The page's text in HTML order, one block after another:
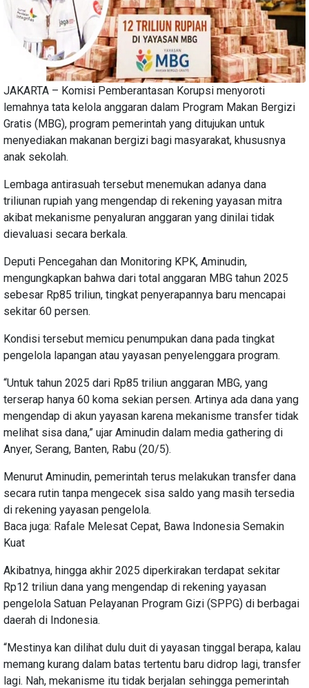
JAKARTA – Komisi Pemberantasan Korupsi menyoroti
lemahnya tata kelola anggaran dalam Program Makan Bergizi
Gratis (MBG), program pemerintah yang ditujukan untuk
menyediakan makanan bergizi bagi masyarakat, khususnya
anak sekolah.
Lembaga antirasuah tersebut menemukan adanya dana
triliunan rupiah yang mengendap di rekening yayasan mitra
akibat mekanisme penyaluran anggaran yang dinilai tidak
dievaluasi secara berkala.
Deputi Pencegahan dan Monitoring KPK, Aminudin,
mengungkapkan bahwa dari total anggaran MBG tahun 2025
sebesar Rp85 triliun, tingkat penyerapannya baru mencapai
sekitar 60 persen.
Kondisi tersebut memicu penumpukan dana pada tingkat
pengelola lapangan atau yayasan penyelenggara program.
“Untuk tahun 2025 dari Rp85 triliun anggaran MBG, yang
terserap hanya 60 koma sekian persen. Artinya ada dana yang
mengendap di akun yayasan karena mekanisme transfer tidak
melihat sisa dana,” ujar Aminudin dalam media gathering di
Anyer, Serang, Banten, Rabu (20/5).
Menurut Aminudin, pemerintah terus melakukan transfer dana
secara rutin tanpa mengecek sisa saldo yang masih tersedia
di rekening yayasan pengelola.
Baca juga: Rafale Melesat Cepat, Bawa Indonesia Semakin
Kuat
Akibatnya, hingga akhir 2025 diperkirakan terdapat sekitar
Rp12 triliun dana yang mengendap di rekening yayasan
pengelola Satuan Pelayanan Program Gizi (SPPG) di berbagai
daerah di Indonesia.
“Mestinya kan dilihat dulu duit di yayasan tinggal berapa, kalau
memang kurang dalam batas tertentu baru didrop lagi, transfer
lagi. Nah, mekanisme itu tidak berjalan sehingga pemerintah